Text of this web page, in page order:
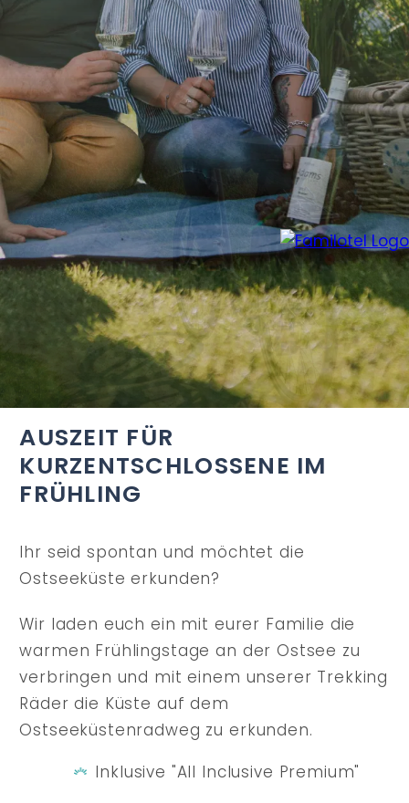
AUSZEIT FÜR
KURZENTSCHLOSSENE IM
FRÜHLING
Ihr seid spontan und möchtet die
Ostseeküste erkunden?
Wir laden euch ein mit eurer Familie die
warmen Frühlingstage an der Ostsee zu
verbringen und mit einem unserer Trekking
Räder die Küste auf dem
Ostseeküstenradweg zu erkunden.
Inklusive "All Inclusive Premium"